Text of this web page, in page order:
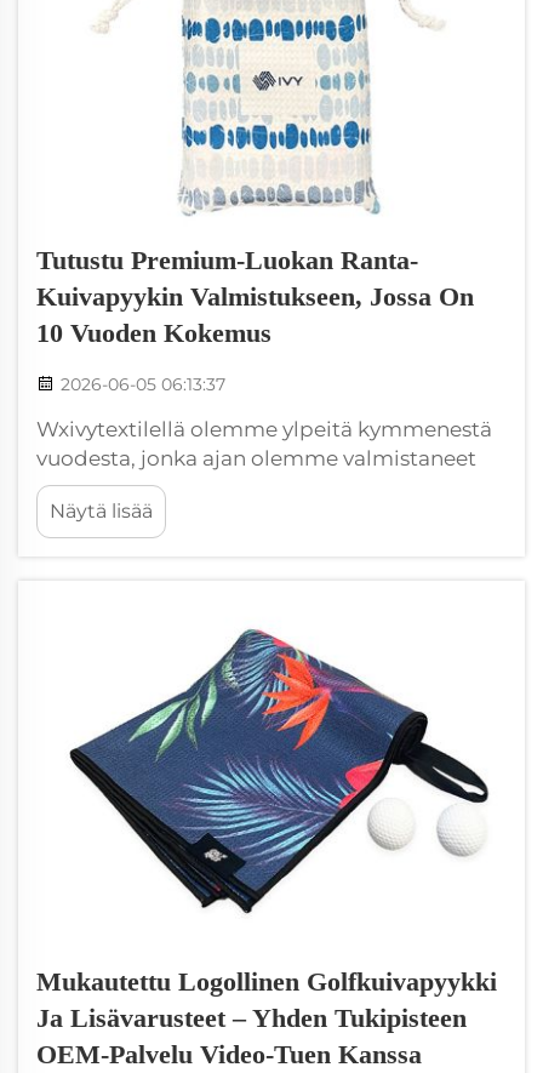
Tutustu Premium-Luokan Ranta-
Kuivapyykin Valmistukseen, Jossa On
10 Vuoden Kokemus
2026-06-05 06:13:37
Wxivytextilellä olemme ylpeitä kymmenestä
vuodesta, jonka ajan olemme valmistaneet
korkealaatuisia uimarantapyyhkeitä. Laatua
kohtaan tuntemamme sitoutuminen auttaa
meitä erottumaan markkinoilla. Tiedämme,
tyyliin ja iloon. Jokainen uimarannan kävijä
haluaa pyyhkeen, joka tuntuu hyvältä...
Näytä lisää
Mukautettu Logollinen Golfkuivapyykki
Ja Lisävarusteet – Yhden Tukipisteen
OEM-Palvelu Video-Tuen Kanssa